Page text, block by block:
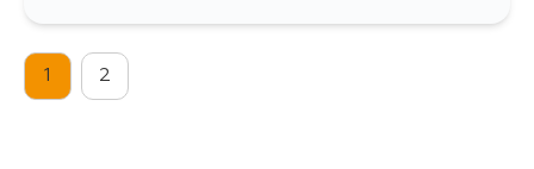
10 августа
1 2